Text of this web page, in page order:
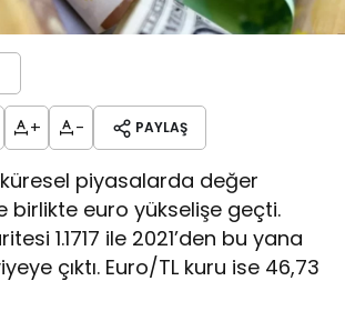
+ - PAYLAŞ
küresel piyasalarda değer
birlikte euro yükselişe geçti.
1.1717 ile 2021’den bu yana
çıktı. Euro/TL kuru ise 46,73